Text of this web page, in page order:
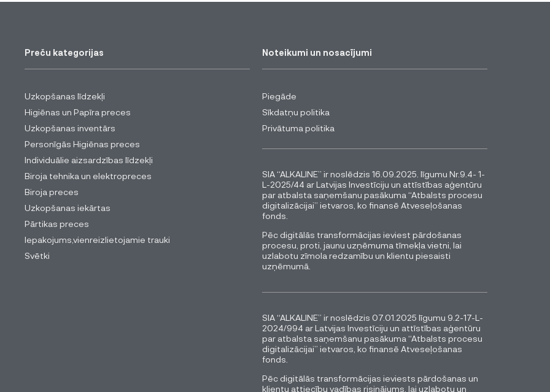
Preču kategorijas
Uzkopšanas līdzekļi
Higiēnas un Papīra preces
Uzkopšanas inventārs
Personīgās Higiēnas preces
Individuālie aizsardzības līdzekļi
Biroja tehnika un elektropreces
Biroja preces
Uzkopšanas iekārtas
Pārtikas preces
Iepakojums,vienreizlietojamie trauki
Svētki
Noteikumi un nosacījumi
Piegāde
Sīkdatņu politika
Privātuma politika
SIA “ALKALINE” ir noslēdzis 16.09.2025. līgumu Nr.9.4- 1-
L-2025/44 ar Latvijas Investīciju un attīstības aģentūru
par atbalsta saņemšanu pasākuma “Atbalsts procesu
digitalizācijai” ietvaros, ko finansē Atveseļošanas
fonds.
Pēc digitālās transformācijas ieviest pārdošanas
procesu, proti, jaunu uzņēmuma tīmekļa vietni, lai
uzlabotu zīmola redzamību un klientu piesaisti
uzņēmumā.
SIA “ALKALINE” ir noslēdzis 07.01.2025 līgumu 9.2-17-L-
2024/994 ar Latvijas Investīciju un attīstības aģentūru
par atbalsta saņemšanu pasākuma “Atbalsts procesu
digitalizācijai” ietvaros, ko finansē Atveseļošanas
fonds.
Pēc digitālās transformācijas ieviests pārdošanas un
klientu attiecību vadības risinājums, lai uzlabotu un